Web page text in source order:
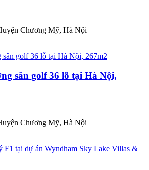
Chương Mỹ, Hà Nội
sân golf 36 lỗ tại Hà Nội,
Chương Mỹ, Hà Nội